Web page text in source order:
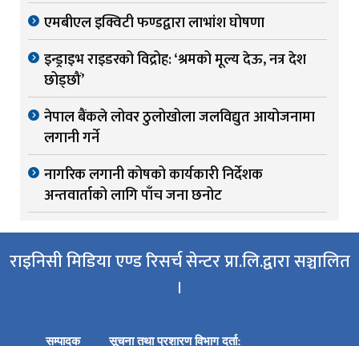
एमबीएल इक्विटी फण्डद्वारा लाभांश घोषणा
इन्ड्राइभ राइडरको विद्रोह: ‘श्रमको मूल्य देऊ, नत्र देश
छोड्छौं’
नेपाल बैंकले लोवर ठुलोखोला जलविद्युत आयोजनामा
लगानी गर्ने
नागरिक लगानी कोषको कार्यकारी निर्देशक
अन्तवार्ताको लागि पाँच जना छनोट
राइनिसी मिडिया एण्ड रिसर्च सेन्टर प्रा.लि.द्वारा सञ्चालित
।
सम्पादक सूचना तथा प्रशारण विभाग दर्ता: